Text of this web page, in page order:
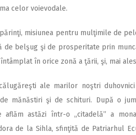
celor voievodale.
misiunea pentru mulţimile de
de belşug şi de prosperitate prin
în orice zonă a ţării, şi, mai
ale marilor noştri
mănăstiri şi de schituri. După o
aflăm astăzi într-o „citadelă” a
de la Sihla, sfinţită de Patriarhul